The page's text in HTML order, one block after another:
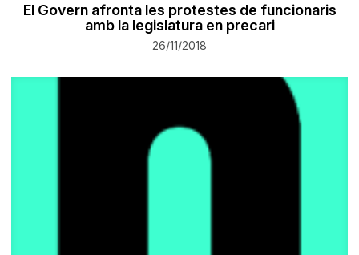
El Govern afronta les protestes de funcionaris
amb la legislatura en precari
26/11/2018